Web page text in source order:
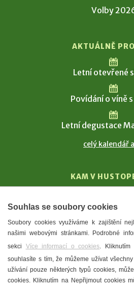
Volby
AKTUÁLNĚ
Letní otevřené
Povídání o víně
Letní degustace
celý kalendář
KAM V
T. G.
Mandloně
Ubytování
Restaurace
Městské muzeum
Souhlas se soubory cookies
Soubory cookies využíváme k zajištění
našimi webovými stránkami. Podrobné
sekci Více informací o cookies. Kliknutím
souhlasíte s tím, že můžeme užívat
užívání pouze některých typů cookies,
cookies. Kliknutím na Nepřijmout cookies